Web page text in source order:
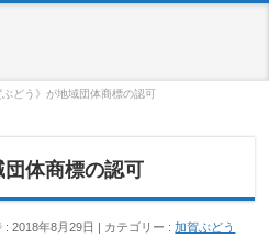
ぶどう》が地域団体商標の認可
団体商標の認可
: 2018年8月29日 カテゴリー :加賀ぶどう